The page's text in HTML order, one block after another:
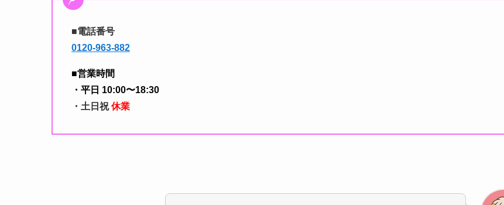
■電話番号
0120-963-882
■営業時間
・平日 10:00〜18:30
・土日祝休業